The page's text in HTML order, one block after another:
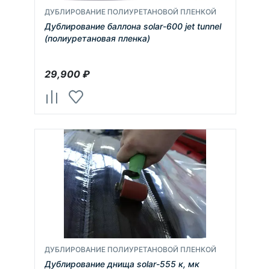
ДУБЛИРОВАНИЕ ПОЛИУРЕТАНОВОЙ ПЛЕНКОЙ
Дублирование баллона solar-600 jet tunnel
(полиуретановая пленка)
29,900₽
ДУБЛИРОВАНИЕ ПОЛИУРЕТАНОВОЙ ПЛЕНКОЙ
Дублирование днища solar-555 к, мк